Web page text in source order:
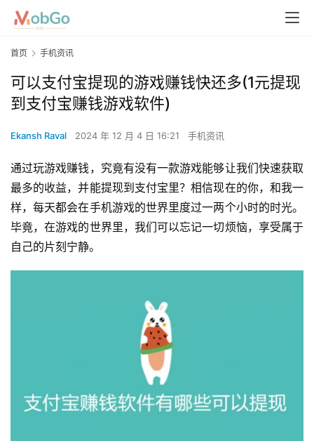
首页 手机资讯
可以支付宝提现的游戏赚钱快还多(1元提现
到支付宝赚钱游戏软件)
Ekansh Raval 2024 年 12 月 4 日 16:21 手机资讯
通过玩游戏赚钱，究竟有没有一款游戏能够让我们快速获取
最多的收益，并能提现到支付宝里？相信现在的你，和我一
样，每天都会在手机游戏的世界里度过一两个小时的时光。
毕竟，在游戏的世界里，我们可以忘记一切烦恼，享受属于
自己的片刻宁静。